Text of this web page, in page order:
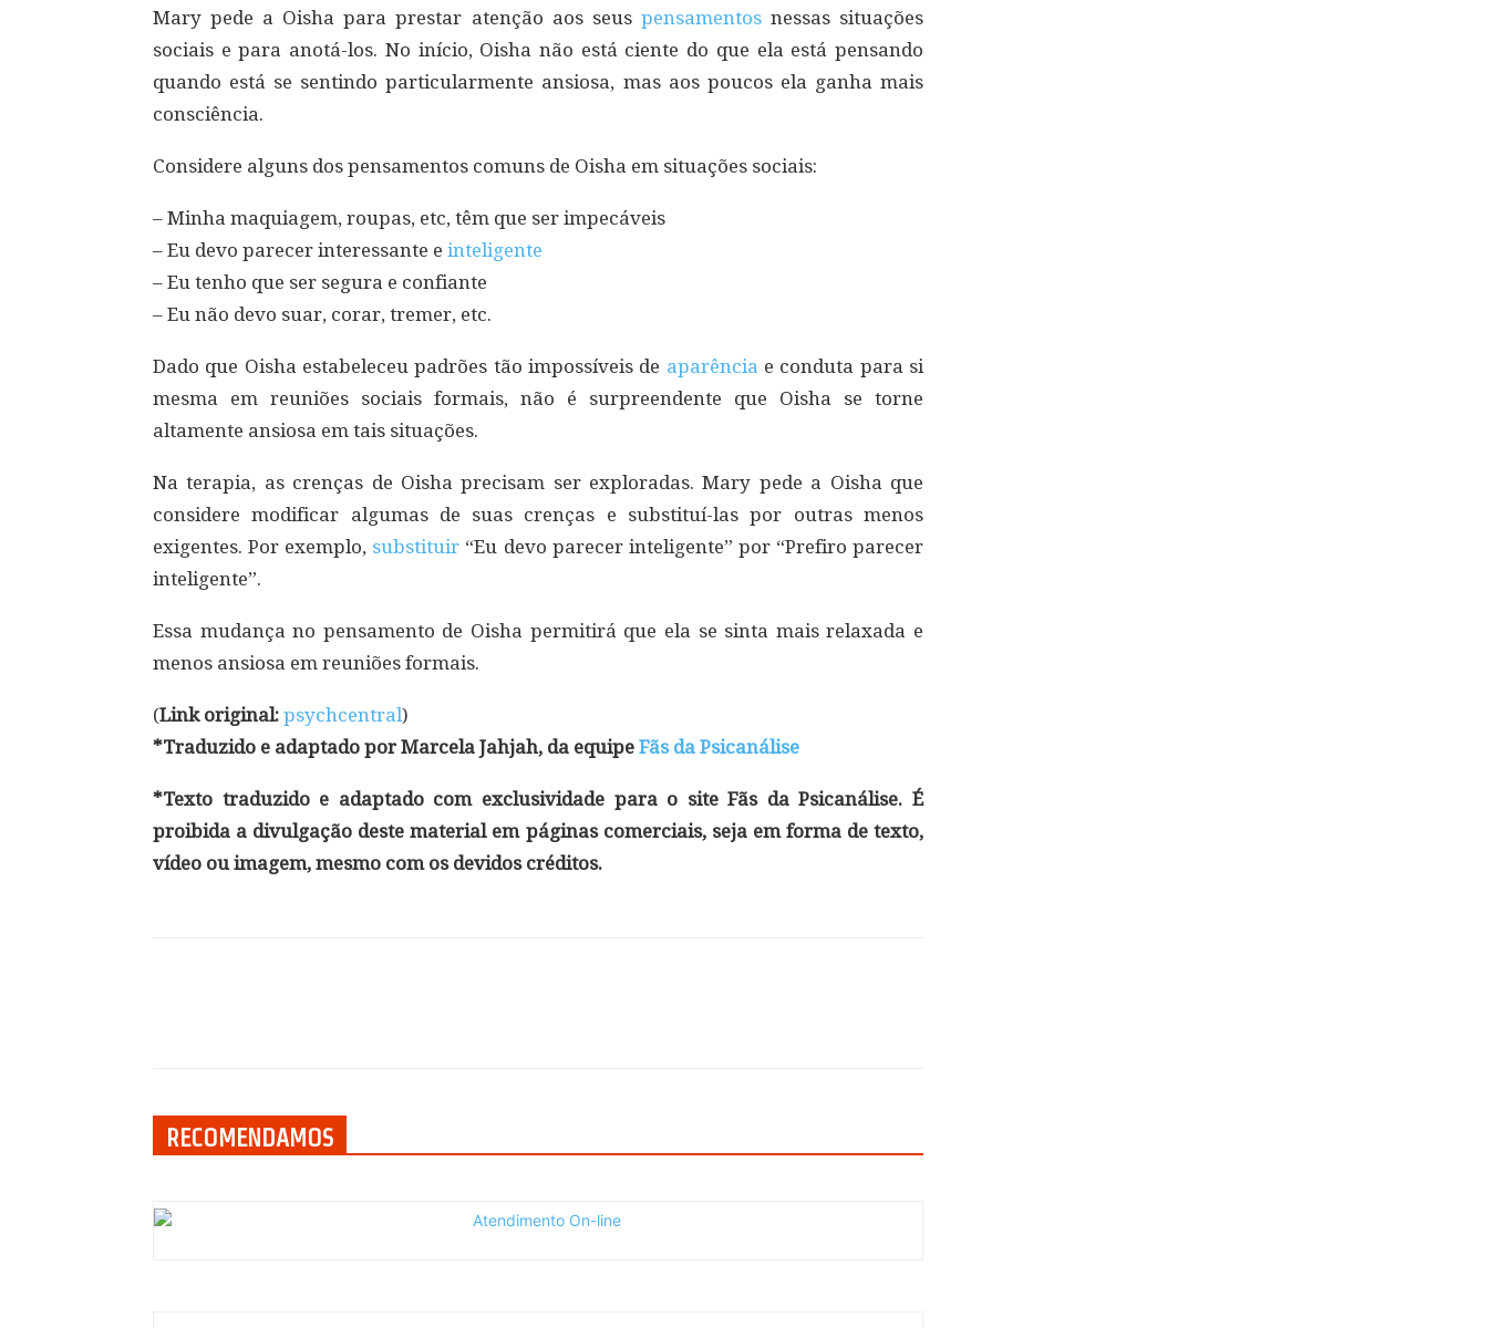
Mary pede a Oisha para prestar atenção aos seus pensamentosnessas situações
sociais e para anotá-los. No início, Oisha não está ciente do que ela está pensando
quando está se sentindo particularmente ansiosa, mas aos poucos ela ganha mais
consciência.
Considere alguns dos pensamentos comuns de Oisha em situações sociais:
– Minha maquiagem, roupas, etc, têm que ser impecáveis
– Eu devo parecer interessante e inteligente
– Eu tenho que ser segura e confiante
– Eu não devo suar, corar, tremer, etc.
Dado que Oisha estabeleceu padrões tão impossíveis de aparência e conduta para si
mesma em reuniões sociais formais, não é surpreendente que Oisha se torne
altamente ansiosa em tais situações.
Na terapia, as crenças de Oisha precisam ser exploradas. Mary pede a Oisha que
considere modificar algumas de suas crenças e substituí-las por outras menos
exigentes. Por exemplo, substituir “Eu devo parecer inteligente” por “Prefiro parecer
inteligente”.
Essa mudança no pensamento de Oisha permitirá que ela se sinta mais relaxada e
menos ansiosa em reuniões formais.
(Link original: psychcentral)
*Traduzido e adaptado por Marcela Jahjah, da equipe Fãs da Psicanálise
*Texto traduzido e adaptado com exclusividade para o site Fãs da Psicanálise. É
proibida a divulgação deste material em páginas comerciais, seja em forma de texto,
vídeo ou imagem, mesmo com os devidos créditos.
RECOMENDAMOS